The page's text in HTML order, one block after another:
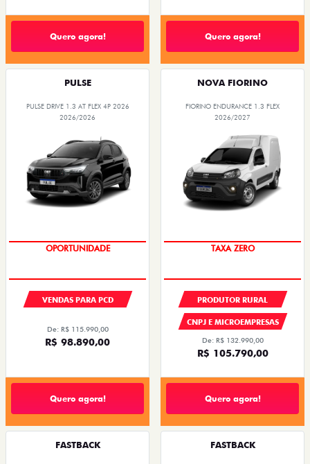
Quero agora! Quero agora!
PULSE
PULSE DRIVE 1.3 AT FLEX 4P 2026
2026/2026
OPORTUNIDADE
VENDAS PARA PCD
De: R$ 115.990,00
R$ 98.890,00
Quero agora!
NOVA FIORINO
FIORINO ENDURANCE 1.3 FLEX
2026/2027
TAXA ZERO
PRODUTOR RURAL
CNPJ E MICROEMPRESAS
De: R$ 132.990,00
R$ 105.790,00
Quero agora!
FASTBACK FASTBACK